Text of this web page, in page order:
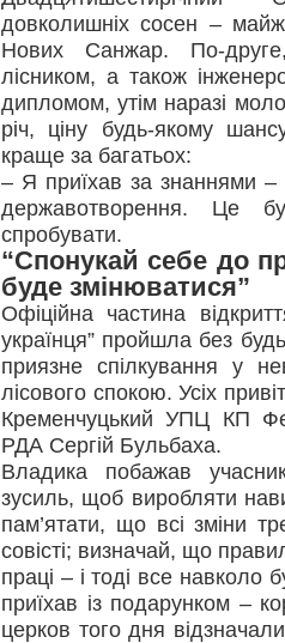
довколишніх сосен –
Нових Санжар. По-
лісником, а також
дипломом, утім наразі
річ, ціну будь-якому
краще за багатьох:
– Я приїхав за знаннями –
державотворення. Це
спробувати.
“Спонукай себе до
буде змінюватися”
Офіційна частина
українця” пройшла без
приязне спілкування у
лісового спокою. Усіх
Кременчуцький УПЦ КП
РДА Сергій Бульбаха.
Владика побажав
зусиль, щоб виробляти
пам’ятати, що всі зміни
совісті; визначай, що
праці – і тоді все навколо
приїхав із подарунком –
церков того дня